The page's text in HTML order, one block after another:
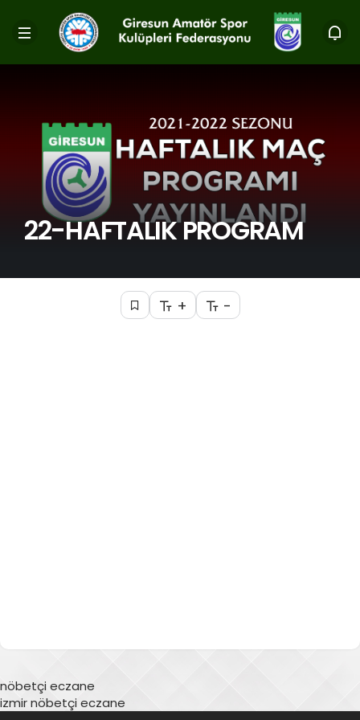
22-HAFTALIK PROGRAM
+ -
nöbetçi eczane
izmir nöbetçi eczane